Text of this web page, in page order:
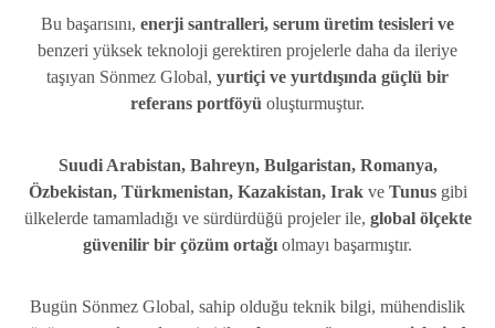
Bu başarısını, enerji santralleri, serum üretim tesisleri ve
benzeri yüksek teknoloji gerektiren projelerle daha da ileriye
taşıyan Sönmez Global, yurtiçi ve yurtdışında güçlü bir
referans portföyü oluşturmuştur.
Suudi Arabistan, Bahreyn, Bulgaristan, Romanya,
Özbekistan, Türkmenistan, Kazakistan, IrakveTunusgibi
ülkelerde tamamladığı ve sürdürdüğü projeler ile, global ölçekte
güvenilir bir çözüm ortağı olmayı başarmıştır.
Bugün Sönmez Global, sahip olduğu teknik bilgi, mühendislik